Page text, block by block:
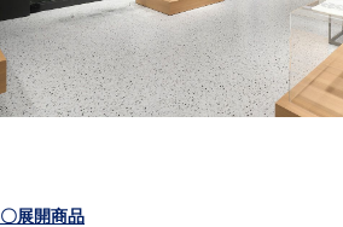
〇展開商品